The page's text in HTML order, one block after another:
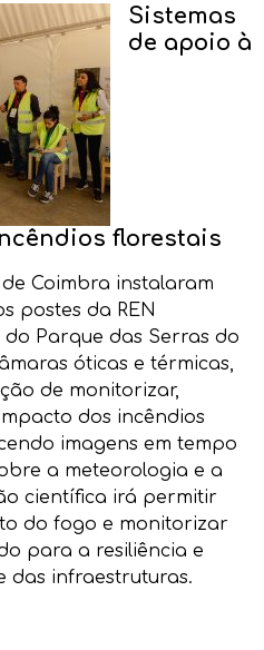
Sistemas
de apoio à
florestais
Coimbra instalaram
postes da REN
Parque das Serras do
óticas e térmicas,
de monitorizar,
dos incêndios
imagens em tempo
a meteorologia e a
científica irá permitir
do fogo e monitorizar
para a resiliência e
das infraestruturas.